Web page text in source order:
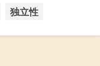
独立性